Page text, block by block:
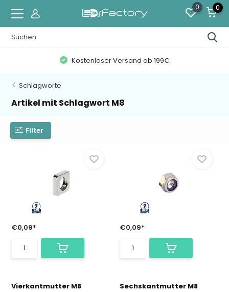
0 0
Kostenloser Versand ab 199€
Schlagworte
Artikel mit Schlagwort M8
Filter
€0,09*
Vierkantmutter M8
€0,09*
Sechskantmutter M8